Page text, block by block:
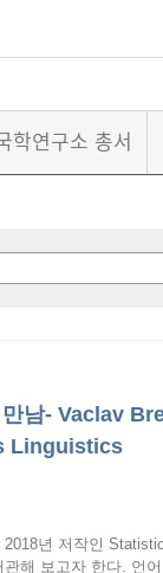
학연구소 총서
만남- Vaclav
Linguistics
년 저작인
해 보고자 한다. 언